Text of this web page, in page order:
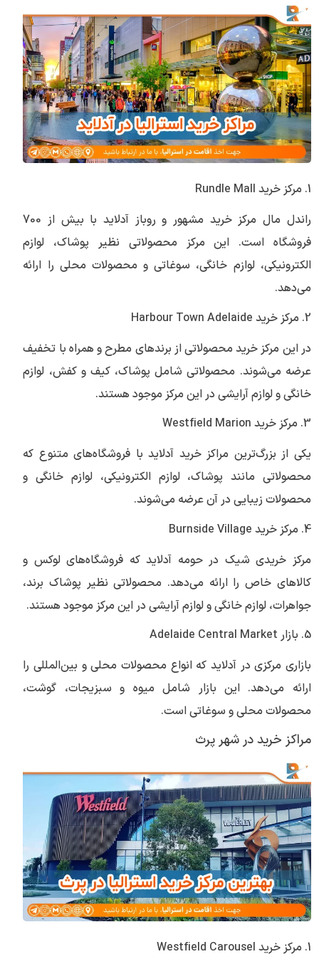
1. مرکز خرید Rundle Mall
راندل مال مرکز خرید مشهور و روباز آدلاید با بیش از 700
فروشگاه است. این مرکز محصولاتی نظیر پوشاک، لوازم
الکترونیکی، لوازم خانگی، سوغاتی و محصولات محلی را ارائه
می‌دهد.
2. مرکز خرید Harbour Town Adelaide
در این مرکز خرید محصولاتی از برندهای مطرح و همراه با تخفیف
عرضه می‌شوند. محصولاتی شامل پوشاک، کیف و کفش، لوازم
خانگی و لوازم آرایشی در این مرکز موجود هستند.
3. مرکز خرید Westfield Marion
یکی از بزرگ‌ترین مراکز خرید آدلاید با فروشگاه‌های متنوع که
محصولاتی مانند پوشاک، لوازم الکترونیکی، لوازم خانگی و
محصولات زیبایی در آن عرضه می‌شوند.
4. مرکز خرید Burnside Village
مرکز خریدی شیک در حومه آدلاید که فروشگاه‌های لوکس و
کالاهای خاص را ارائه می‌دهد. محصولاتی نظیر پوشاک برند،
جواهرات، لوازم خانگی و لوازم آرایشی در این مرکز موجود هستند.
5. بازار Adelaide Central Market
بازاری مرکزی در آدلاید که انواع محصولات محلی و بین‌المللی را
ارائه می‌دهد. این بازار شامل میوه و سبزیجات، گوشت،
محصولات محلی و سوغاتی است.
مراکز خرید در شهر پرث
1. مرکز خرید Westfield Carousel